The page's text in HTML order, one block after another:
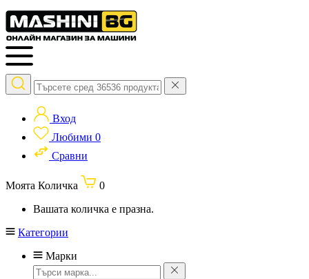
Вход
Любими 0
Сравни
Моята Количка
0
Вашата количка е празна.
Категории
Марки